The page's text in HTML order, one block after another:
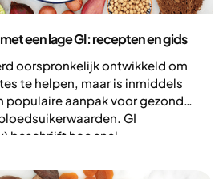
een lage GI: recepten en gids
oorspronkelijk ontwikkeld om
te helpen, maar is inmiddels
aanpak voor gezonder
GI
beschrijft hoe snel
– hoe lager de GI,